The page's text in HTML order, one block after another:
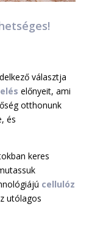
választja
előnyeit, ami
otthonunk
és
keres
cellulóz
utólagos